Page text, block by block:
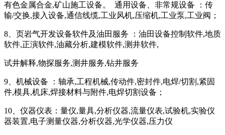
有色金属合金,矿山施工设备。 通用设备、非常规设备 ：传
输/交换,接入设备,通信线缆,工业风机,压缩机,工业泵,工业阀；
8、页岩气开发设备软件及油田服务 ：油田设备控制软件,地质
软件,正演软件,油藏分析,建模软件,测井软件,
试井解释,物探服务,测井服务,钻井服务
9、机械设备 ：轴承,工程机械,传动件,密封件,电焊/切割,紧固
件,模具,机床,焊接材料与附件,电焊切割设备；
10、仪器仪表：量仪,量具,分析仪器,流量仪表,试验机,实验仪
器装置,电子测量仪器,分析仪器,光学仪器,压力仪